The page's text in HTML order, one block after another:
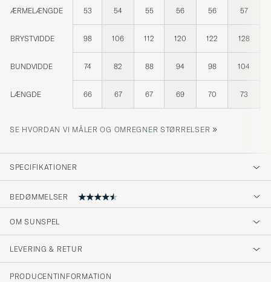
ÆRMELÆNGDE 53 54 55 56 56 57
BRYSTVIDDE 98 106 112 120 122 128
BUNDVIDDE 74 82 88 94 98 104
LÆNGDE 66 67 67 69 70 73
SE HVORDAN VI MÅLER OG OMREGNER STØRRELSER »
SPECIFIKATIONER
BEDØMMELSER
4.7
(5)
OM SUNSPEL
LEVERING & RETUR
PRODUCENTINFORMATION